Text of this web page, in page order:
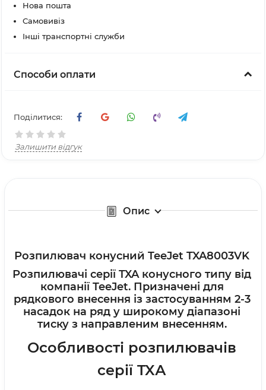
Нова пошта
Самовивіз
Інші транспортні служби
Способи оплати
Поділитися:
Залишити відгук
Опис
Розпилювач конусний TeeJet TXA8003VK
Розпилювачі серії TXA конусного типу від
компанії TeeJet. Призначені для
рядкового внесення із застосуванням 2-3
насадок на ряд у широкому діапазоні
тиску з направленим внесенням.
Особливості розпилювачів
серії TXА